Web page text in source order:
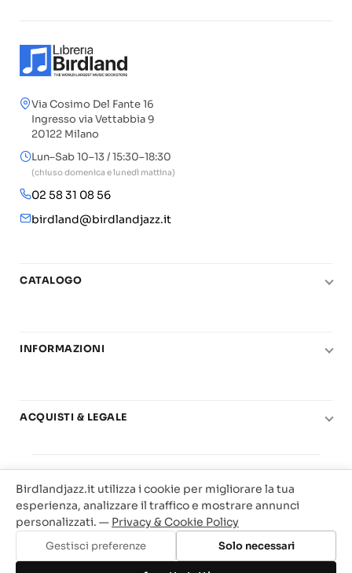
Aggiungi al carrello
Via Cosimo Del Fante 16
Ingresso via Vettabbia 9
20122 Milano
Lun–Sab 10–13 / 15:30–18:30
(chiuso domenica e lunedì mattina)
02 58 31 08 56
birdland@birdlandjazz.it
CATALOGO
Chitarra
Basi play-along
Offerte
INFORMAZIONI
Carta del Docente
ACQUISTI & LEGALE
Privacy & Cookie
Traccia il tuo ordine
Birdland Milano. P.Iva 12093700156
Web Agency Milano
Birdlandjazz.it utilizza i cookie per migliorare la tua
esperienza, analizzare il traffico e mostrare annunci
personalizzati. — Privacy & Cookie Policy
Gestisci preferenze Solo necessari